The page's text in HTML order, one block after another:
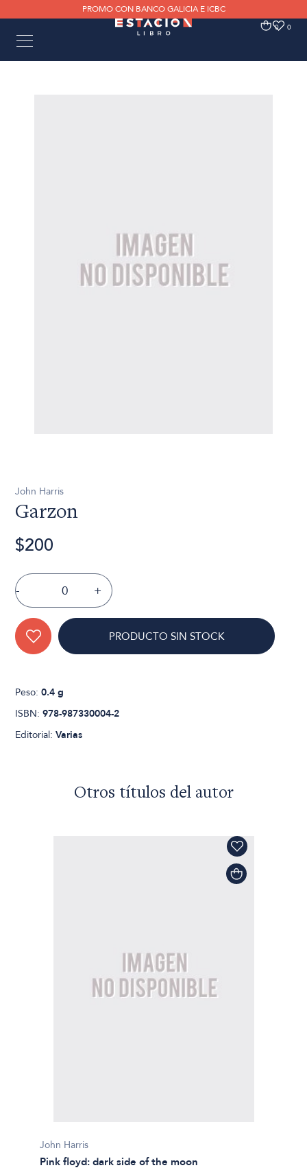
PROMO CON BANCO GALICIA E ICBC
0 0
John Harris
Garzon
$200
- +
PRODUCTO SIN STOCK
Peso:0.4 g
ISBN:978-987330004-2
Editorial:Varias
Otros títulos del autor
John Harris
Pink floyd: dark side of the moon